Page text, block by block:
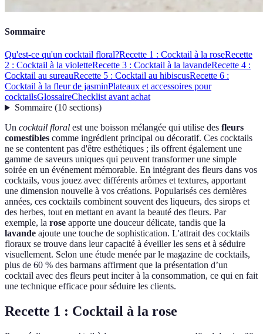
Sommaire
Qu'est-ce qu'un cocktail floral?Recette 1 : Cocktail à la roseRecette
2 : Cocktail à la violetteRecette 3 : Cocktail à la lavandeRecette 4 :
Cocktail au sureauRecette 5 : Cocktail au hibiscusRecette 6 :
Cocktail à la fleur de jasminPlateaux et accessoires pour
cocktailsGlossaireChecklist avant achat
Sommaire(10 sections)
Un cocktail floral est une boisson mélangée qui utilise des fleurs
comestibles comme ingrédient principal ou décoratif. Ces cocktails
ne se contentent pas d'être esthétiques ; ils offrent également une
gamme de saveurs uniques qui peuvent transformer une simple
soirée en un événement mémorable. En intégrant des fleurs dans vos
cocktails, vous jouez avec différents arômes et textures, apportant
une dimension nouvelle à vos créations. Popularisés ces dernières
années, ces cocktails combinent souvent des liqueurs, des sirops et
des herbes, tout en mettant en avant la beauté des fleurs. Par
exemple, la rose apporte une douceur délicate, tandis que la
lavande ajoute une touche de sophistication. L'attrait des cocktails
floraux se trouve dans leur capacité à éveiller les sens et à séduire
visuellement. Selon une étude menée par le magazine de cocktails,
plus de 60 % des barmans affirment que la présentation d’un
cocktail avec des fleurs peut inciter à la consommation, ce qui en fait
une technique efficace pour séduire les clients.
Recette 1 : Cocktail à la rose